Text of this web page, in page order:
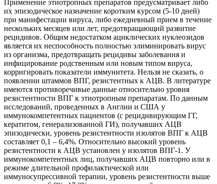
Применение этиотропных препаратов предусматривает либо
их эпизодическое назначение коротким курсом (5-10 дней)
при манифестации вируса, либо ежедневный прием в течение
нескольких месяцев или лет, предотвращающий развитие
рецидивов. Общим недостатком ациклических нуклеозидов
является их неспособность полностью элиминировать вирус
из организма, предотвращать рецидивы заболевания и
инфицирование родственным или новым типом вируса,
корригировать показатели иммунитета. Нельзя не сказать, о
появлении штаммов ВПГ, резистентных к АЦВ. В литературе
имеются противоречивые данные относительно уровня
резистентности ВПГ к этиотропным препаратам. По данным
исследований, проведенных в Англии и США у
иммунокомпетентных пациентов (с рецидивирующим ГГ,
кератитом, генерализованной ГИ), получавших АЦВ
эпизодически, уровень резистентности изолятов ВПГ к АЦВ
составляет 0,1 – 6,4%. Относительно высокий уровень
резистентности к АЦВ установлен у изолятов ВПГ-1. У
иммунокомпетентных лиц, получавших АЦВ повторно или в
режиме длительной профилактической или
иммуносупрессивной терапии, уровень резистентности выше